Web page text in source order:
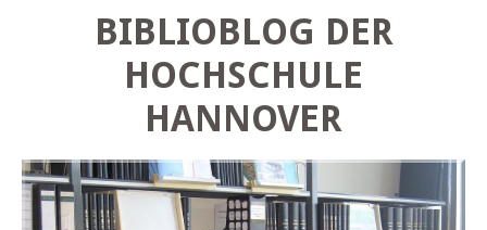
BIBLIOBLOG DER
HOCHSCHULE
HANNOVER